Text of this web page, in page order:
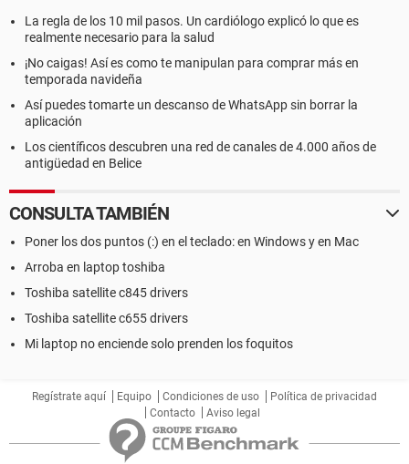
La regla de los 10 mil pasos. Un cardiólogo explicó lo que es
realmente necesario para la salud
¡No caigas! Así es como te manipulan para comprar más en
temporada navideña
Así puedes tomarte un descanso de WhatsApp sin borrar la
aplicación
Los científicos descubren una red de canales de 4.000 años de
antigüedad en Belice
CONSULTA TAMBIÉN
Poner los dos puntos (:) en el teclado: en Windows y en Mac
Arroba en laptop toshiba
Toshiba satellite c845 drivers
Toshiba satellite c655 drivers
Mi laptop no enciende solo prenden los foquitos
Regístrate aquí Equipo Condiciones de uso
Política de privacidad
Contacto
Aviso legal